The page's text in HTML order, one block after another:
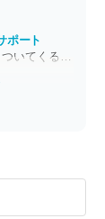
ポート
勉強時間がひと目でわかる 続ける力が自然とついてくる学習記録アプリ